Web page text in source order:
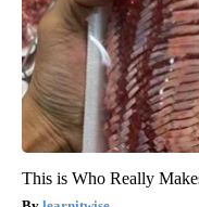
This is Who Really